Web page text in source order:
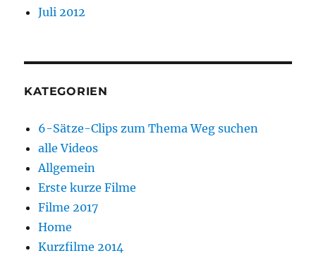
Juli 2012
KATEGORIEN
6-Sätze-Clips zum Thema Weg suchen
alle Videos
Allgemein
Erste kurze Filme
Filme 2017
Home
Kurzfilme 2014